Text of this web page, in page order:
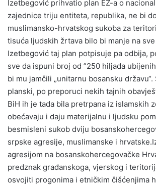
Izetbegović prihvatio plan EZ-a o
zajednice triju entiteta, republika, ne bi
muslimansko-hrvatskog sukoba za
tisuća ljudskih žrtava bilo bi manje na
Izetbegović taj plan potpisuje pa odbija,
sve da ispuni broj od ”250 hiljada
bi mu jamčili „unitarnu bosansku državu“.
planski, po preporuci nekih tajnih
BiH ih je tada bila pretrpana iz islamskih
obećavaju i daju materijalnu i ljudsku
besmisleni sukob dviju
srpske agresije, muslimanske i
agresijom na bosanskohercegovačke
predznak građanskoga, vjerskog i
osvojiti progonima i etničkim čišćenjima